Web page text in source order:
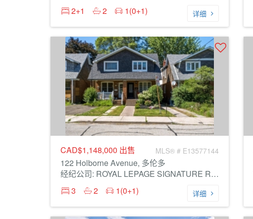
2+1
2 1(0+1) 详细
CAD$1,148,000 出售 MLS® # E13577144
122 Holborne Avenue, 多伦多
经纪公司: ROYAL LEPAGE SIGNATURE REALTY
3
2 1(0+1) 详细